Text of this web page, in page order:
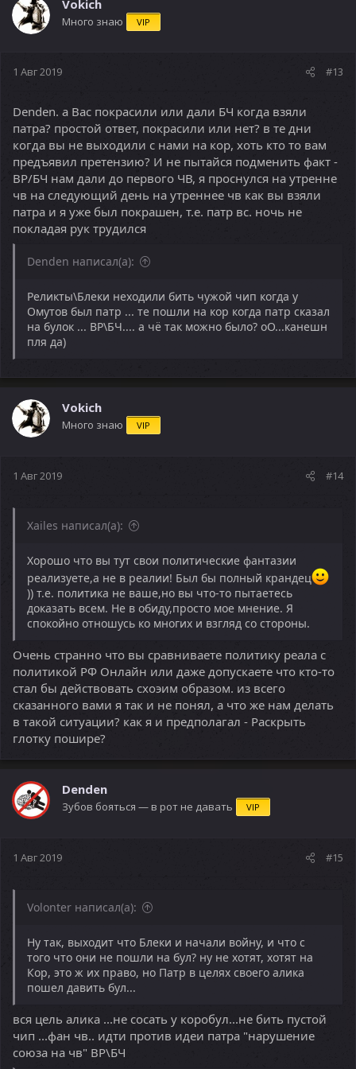
сидел в ноунеймах - ага 11 50-х голосов насчитали
девочки в ГИ чате как только начался разговор за
качаться на Элане, а затем и в ГЧ, где я лично с ними
день апнули 4 - 50х
А по поводу стандартной глупой политики от
товарища Xailes - патр решил что они ниибацца
отцы, но не подумал о последствиях. теперь будет так
- продал голос подороже невзирая на наши
интересы, значит нам плевать на ваши интересы,
какая к нам может быть предъява за такое
поведение? мы типа должны схавать и раскрыть
пошире глотку? хуй вы угадали, девочки!
Vokich
Много знаю VIP
1 Авг 2019 #13
Denden. а Вас покрасили или дали БЧ когда взяли
патра? простой ответ, покрасили или нет? в те дни
когда вы не выходили с нами на кор, хоть кто то вам
предъявил претензию? И не пытайся подменить факт -
ВР/БЧ нам дали до первого ЧВ, я проснулся на утренне
чв на следующий день на утреннее чв как вы взяли
патра и я уже был покрашен, т.е. патр вс. ночь не
покладая рук трудился
Denden написал(а):
Реликты\Блеки неходили бить чужой чип когда у
Омутов был патр ... те пошли на кор когда патр сказал
на булок ... ВР\БЧ.... а чё так можно было? оО...канешн
пля да)
Vokich
Много знаю VIP
1 Авг 2019 #14
Xailes написал(а):
Хорошо что вы тут свои политические фантазии
реализуете,а не в реалии! Был бы полный крандец
)) т.е. политика не ваше,но вы что-то пытаетесь
доказать всем. Не в обиду,просто мое мнение. Я
спокойно отношусь ко многих и взгляд со стороны.
Очень странно что вы сравниваете политику реала с
политикой РФ Онлайн или даже допускаете что кто-то
стал бы действовать схоэим образом. из всего
сказанного вами я так и не понял, а что же нам делать
в такой ситуации? как я и предполагал - Раскрыть
глотку пошире?
Denden
Зубов бояться — в рот не давать VIP
1 Авг 2019 #15
Volonter написал(а):
Ну так, выходит что Блеки и начали войну, и что с
того что они не пошли на бул? ну не хотят, хотят на
Кор, это ж их право, но Патр в целях своего алика
пошел давить бул...
вся цель алика ...не сосать у коробул...не бить пустой
чип ...фан чв.. идти против идеи патра "нарушение
союза на чв" ВР\БЧ